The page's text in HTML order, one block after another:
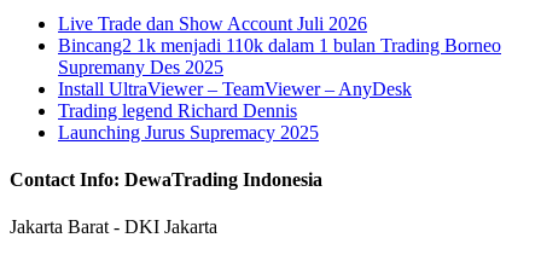
Live Trade dan Show Account Juli 2026
Bincang2 1k menjadi 110k dalam 1 bulan Trading Borneo
Supremany Des 2025
Install UltraViewer – TeamViewer – AnyDesk
Trading legend Richard Dennis
Launching Jurus Supremacy 2025
Contact Info: DewaTrading Indonesia
Jakarta Barat - DKI Jakarta